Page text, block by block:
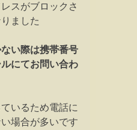
スがブロックさ
ました
い際は携帯番号
にてお問い合わ
いるため電話に
場合が多いです